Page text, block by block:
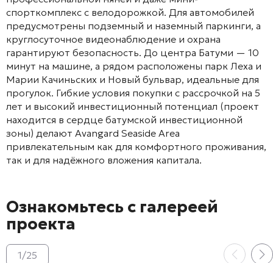
спорткомплекс с велодорожкой. Для автомобилей
предусмотрены подземный и наземный паркинги, а
круглосуточное видеонаблюдение и охрана
гарантируют безопасность. До центра Батуми — 10
минут на машине, а рядом расположены парк Леха и
Марии Качиньских и Новый бульвар, идеальные для
прогулок. Гибкие условия покупки с рассрочкой на 5
лет и высокий инвестиционный потенциал (проект
находится в сердце батумской инвестиционной
зоны) делают Avangard Seaside Area
привлекательным как для комфортного проживания,
так и для надёжного вложения капитала.
Ознакомьтесь с галереей
проекта
1/25